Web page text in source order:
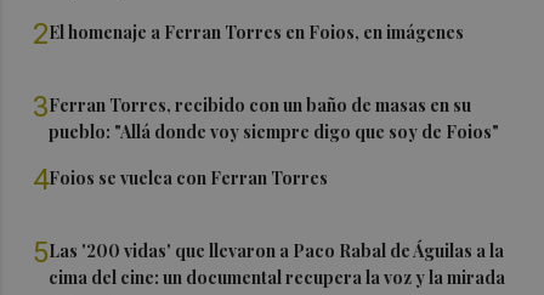
2El homenaje a Ferran Torres en Foios, en imágenes
3Ferran Torres, recibido con un baño de masas en su
pueblo: "Allá donde voy siempre digo que soy de Foios"
4Foios se vuelca con Ferran Torres
5Las '200 vidas' que llevaron a Paco Rabal de Águilas a la
cima del cine: un documental recupera la voz y la mirada